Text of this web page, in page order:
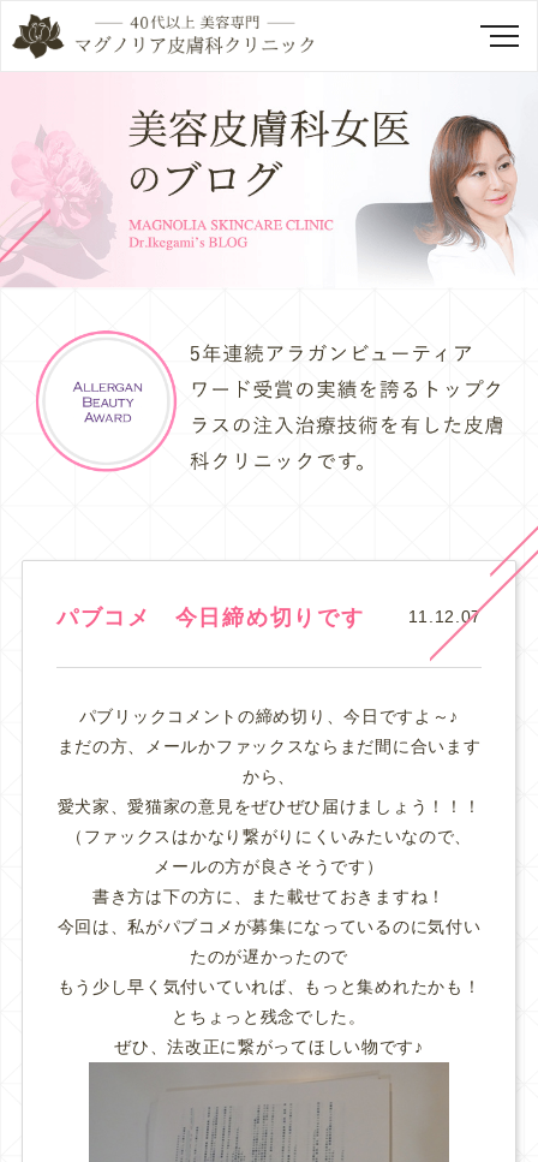
パブコメ 今日締め切りです 11.12.07
パブリックコメントの締め切り、今日ですよ～♪
まだの方、メールかファックスならまだ間に合います
から、
愛犬家、愛猫家の意見をぜひぜひ届けましょう！！！
（ファックスはかなり繋がりにくいみたいなので、
メールの方が良さそうです）
書き方は下の方に、また載せておきますね！
今回は、私がパブコメが募集になっているのに気付い
たのが遅かったので
もう少し早く気付いていれば、もっと集めれたかも！
とちょっと残念でした。
ぜひ、法改正に繋がってほしい物です♪